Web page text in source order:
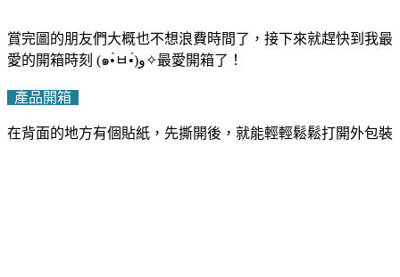
賞完圖的朋友們大概也不想浪費時間了，接下來就趕快到我最
愛的開箱時刻 (๑•̀ㅂ•́)و✧最愛開箱了！
產品開箱
在背面的地方有個貼紙，先撕開後，就能輕輕鬆鬆打開外包裝